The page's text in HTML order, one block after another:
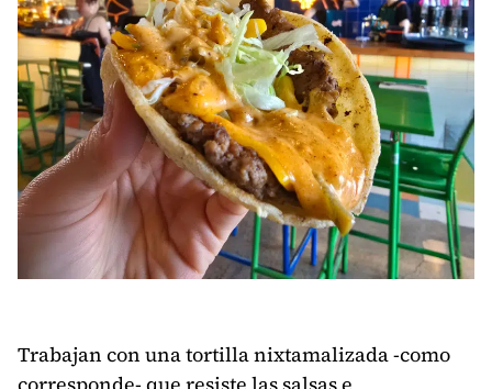
Trabajan con una tortilla nixtamalizada -como